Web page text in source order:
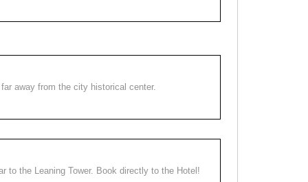
away from the city historical center.
to the Leaning Tower. Book directly to the Hotel!